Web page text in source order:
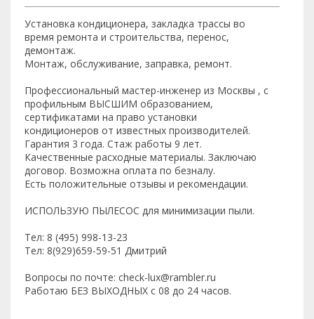
Установка кондиционера, закладка трассы во
время ремонта и строительства, перенос,
демонтаж.
Монтаж, обслуживание, заправка, ремонт.
Профессиональный мастер-инженер из Москвы , с
профильным ВЫСШИМ образованием,
сертификатами на право установки
кондиционеров от известных производителей.
Гарантия 3 года. Стаж работы 9 лет.
Качественные расходные материалы. Заключаю
договор. Возможна оплата по безналу.
Есть положительные отзывы и рекомендации.
ИСПОЛЬЗУЮ ПЫЛЕСОС для минимизации пыли.
Тел: 8 (495) 998-13-23
Тел: 8(929)659-59-51 Дмитрий
Вопросы по почте: check-lux@rambler.ru
Работаю БЕЗ ВЫХОДНЫХ с 08 до 24 часов.